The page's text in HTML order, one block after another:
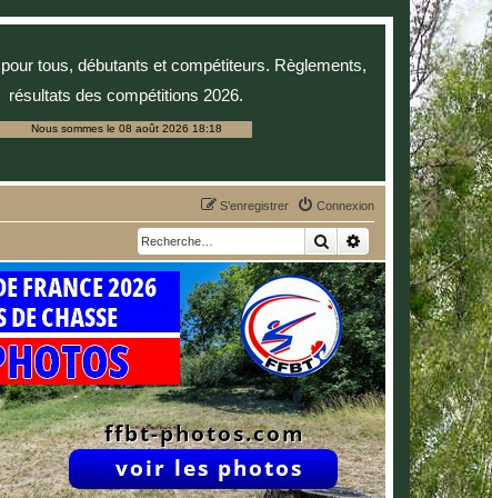
tous, débutants et compétiteurs. Règlements,
résultats des compétitions 2026.
Nous sommes le 08 août 2026 18:18
Connexion
S’enregistrer
RechercherRecherche avancée